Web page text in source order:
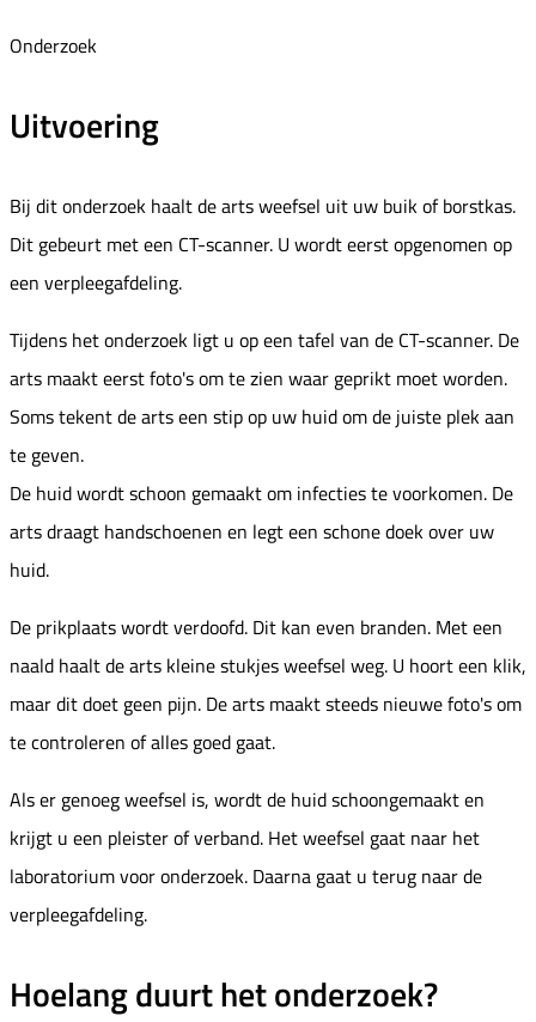
Onderzoek
Uitvoering
Bij dit onderzoek haalt de arts weefsel uit uw buik of borstkas.
Dit gebeurt met een CT-scanner. U wordt eerst opgenomen op
een verpleegafdeling.
Tijdens het onderzoek ligt u op een tafel van de CT-scanner. De
arts maakt eerst foto's om te zien waar geprikt moet worden.
Soms tekent de arts een stip op uw huid om de juiste plek aan
te geven.
De huid wordt schoon gemaakt om infecties te voorkomen. De
arts draagt handschoenen en legt een schone doek over uw
huid.
De prikplaats wordt verdoofd. Dit kan even branden. Met een
naald haalt de arts kleine stukjes weefsel weg. U hoort een klik,
maar dit doet geen pijn. De arts maakt steeds nieuwe foto's om
te controleren of alles goed gaat.
Als er genoeg weefsel is, wordt de huid schoongemaakt en
krijgt u een pleister of verband. Het weefsel gaat naar het
laboratorium voor onderzoek. Daarna gaat u terug naar de
verpleegafdeling.
Hoelang duurt het onderzoek?